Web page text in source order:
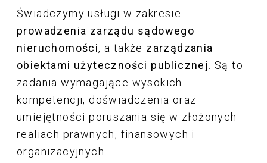
Obsługa dużych osiedli mieszkaniowych
złożonych z kilku budynków
Prowadzenie zarządu sądowego oraz
zarządzanie obiektami użyteczności
publicznej
Świadczymy usługi w zakresie
prowadzenia zarządu sądowego
nieruchomości, a także zarządzania
obiektami użyteczności publicznej
. Są to
zadania wymagające wysokich
kompetencji, doświadczenia oraz
umiejętności poruszania się w złożonych
realiach prawnych, finansowych i
organizacyjnych.